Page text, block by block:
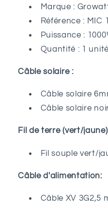
Marque :
Référence : MIC
Puissance :
Quantité : 1 unité
Câble solaire :
Câble solaire
Câble solaire
Fil de terre (vert/
Fil souple vert/
Câble d'alimentation:
Câble XV 3G2,5